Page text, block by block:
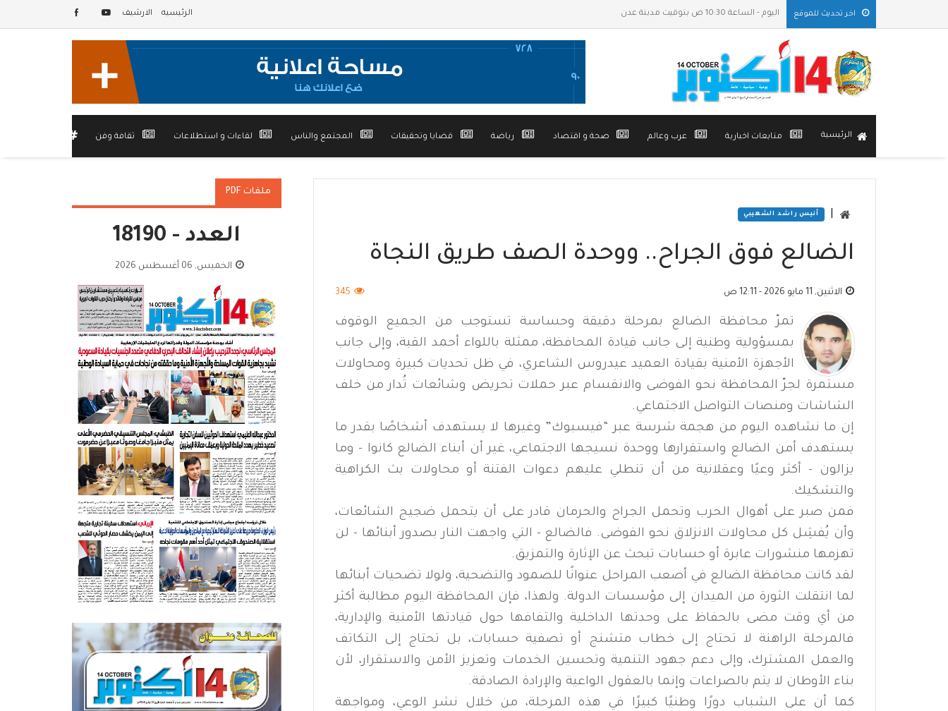
اخر تحديث للموقع اليوم - الساعة 10:30 ص بتوقيت مدينة عدن الرئيسيه الارشيف
الرئيسية متابعات اخبارية عرب وعالم صحة و اقتصاد رياضة قضايا وتحقيقات المجتمع والناس لقاءات و استطلاعات ثقافة وفن
أنيس راشد الشعيبي
الضالع فوق الجراح.. ووحدة الصف طريق النجاة
الاثنين, 11 مايو 2026 - 12:11 ص 345
تمرّ محافظة الضالع بمرحلة دقيقة وحساسة تستوجب من الجميع الوقوف
بمسؤولية وطنية إلى جانب قيادة المحافظة، ممثلة باللواء أحمد القبة، وإلى جانب
الأجهزة الأمنية بقيادة العميد عيدروس الشاعري، في ظل تحديات كبيرة ومحاولات
مستمرة لجرّ المحافظة نحو الفوضى والانقسام عبر حملات تحريض وشائعات تُدار من خلف
الشاشات ومنصات التواصل الاجتماعي.
إن ما نشاهده اليوم من هجمة شرسة عبر “فيسبوك” وغيرها لا يستهدف أشخاصًا بقدر ما
يستهدف أمن الضالع واستقرارها ووحدة نسيجها الاجتماعي، غير أن أبناء الضالع كانوا - وما
يزالون - أكثر وعيًا وعقلانية من أن تنطلي عليهم دعوات الفتنة أو محاولات بث الكراهية
والتشكيك.
فمن صبر على أهوال الحرب وتحمل الجراح والحرمان قادر على أن يتحمل ضجيج الشائعات،
وأن يُفشِل كل محاولات الانزلاق نحو الفوضى. فالضالع - التي واجهت النار بصدور أبنائها - لن
تهزمها منشورات عابرة أو حسابات تبحث عن الإثارة والتمزيق.
لقد كانت محافظة الضالع في أصعب المراحل عنوانًا للصمود والتضحية، ولولا تضحيات أبنائها
لما انتقلت الثورة من الميدان إلى مؤسسات الدولة. ولهذا، فإن المحافظة اليوم مطالبة أكثر
من أي وقت مضى بالحفاظ على وحدتها الداخلية والتفافها حول قيادتها الأمنية والإدارية،
فالمرحلة الراهنة لا تحتاج إلى خطاب متشنج أو تصفية حسابات، بل تحتاج إلى التكاتف
والعمل المشترك، وإلى دعم جهود التنمية وتحسين الخدمات وتعزيز الأمن والاستقرار، لأن
بناء الأوطان لا يتم بالصراعات وإنما بالعقول الواعية والإرادة الصادقة.
كما أن على الشباب دورًا وطنيًا كبيرًا في هذه المرحلة، من خلال نشر الوعي، ومواجهة
ملفات PDF
العدد - 18190
الخميس, 06 أغسطس 2026